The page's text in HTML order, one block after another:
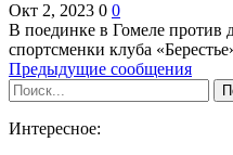
Окт 2, 2023 0 0
В поединке в Гомеле против
спортсменки клуба
Предыдущие сообщения
Интересное: